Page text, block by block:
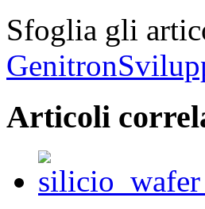
Sfoglia gli
Articoli